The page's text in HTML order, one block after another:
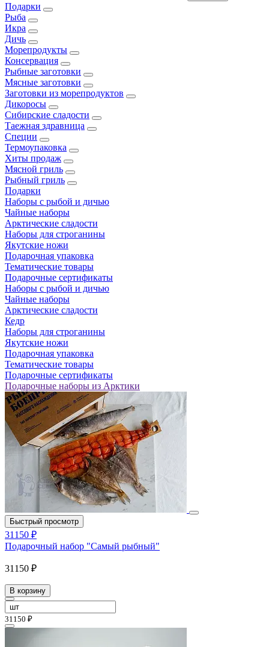
Подарки
Рыба
Икра
Дичь
Морепродукты
Консервация
Рыбные заготовки
Мясные заготовки
Заготовки из морепродуктов
Дикоросы
Сибирские сладости
Таежная здравница
Специи
Термоупаковка
Хиты продаж
Мясной гриль
Рыбный гриль
Подарки
Наборы с рыбой и дичью
Чайные наборы
Арктические сладости
Наборы для строганины
Якутские ножи
Подарочная упаковка
Тематические товары
Подарочные сертификаты
Наборы с рыбой и дичью
Чайные наборы
Арктические сладости
Кедр
Наборы для строганины
Якутские ножи
Подарочная упаковка
Тематические товары
Подарочные сертификаты
Подарочные наборы из Арктики
Быстрый просмотр
31150 ₽
Подарочный набор "Самый рыбный"
31150 ₽
В корзину
31150 ₽